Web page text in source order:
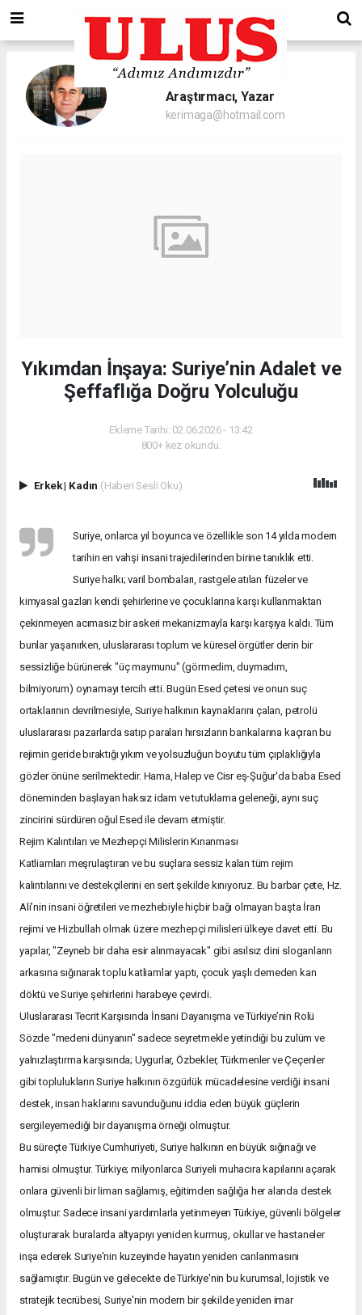
Abdülkerim Ağa/
Araştırmacı, Yazar
kerimaga@hotmail.com
Yıkımdan İnşaya: Suriye’nin Adalet ve
Şeffaflığa Doğru Yolculuğu
Ekleme Tarihi: 02.06.2026 - 13:42
800+ kez okundu.
Erkek| Kadın (Haberi Sesli Oku)
Suriye, onlarca yıl boyunca ve özellikle son 14 yılda modern
tarihin en vahşi insani trajedilerinden birine tanıklık etti.
Suriye halkı; varil bombaları, rastgele atılan füzeler ve
kimyasal gazları kendi şehirlerine ve çocuklarına karşı kullanmaktan
çekinmeyen acımasız bir askeri mekanizmayla karşı karşıya kaldı. Tüm
bunlar yaşanırken, uluslararası toplum ve küresel örgütler derin bir
sessizliğe bürünerek "üç maymunu" (görmedim, duymadım,
bilmiyorum) oynamayı tercih etti. Bugün Esed çetesi ve onun suç
ortaklarının devrilmesiyle, Suriye halkının kaynaklarını çalan, petrolü
uluslararası pazarlarda satıp paraları hırsızların bankalarına kaçıran bu
rejimin geride bıraktığı yıkım ve yolsuzluğun boyutu tüm çıplaklığıyla
gözler önüne serilmektedir. Hama, Halep ve Cisr eş-Şuğur'da baba Esed
döneminden başlayan haksız idam ve tutuklama geleneği, aynı suç
zincirini sürdüren oğul Esed ile devam etmiştir.
Rejim Kalıntıları ve Mezhepçi Milislerin Kınanması
Katliamları meşrulaştıran ve bu suçlara sessiz kalan tüm rejim
kalıntılarını ve destekçilerini en sert şekilde kınıyoruz. Bu barbar çete, Hz.
Ali’nin insani öğretileri ve mezhebiyle hiçbir bağı olmayan başta İran
rejimi ve Hizbullah olmak üzere mezhepçi milisleri ülkeye davet etti. Bu
yapılar, "Zeyneb bir daha esir alınmayacak" gibi asılsız dini sloganların
arkasına sığınarak toplu katliamlar yaptı, çocuk yaşlı demeden kan
döktü ve Suriye şehirlerini harabeye çevirdi.
Uluslararası Tecrit Karşısında İnsani Dayanışma ve Türkiye’nin Rolü
Sözde "medeni dünyanın" sadece seyretmekle yetindiği bu zulüm ve
yalnızlaştırma karşısında; Uygurlar, Özbekler, Türkmenler ve Çeçenler
gibi toplulukların Suriye halkının özgürlük mücadelesine verdiği insani
destek, insan haklarını savunduğunu iddia eden büyük güçlerin
sergileyemediği bir dayanışma örneği olmuştur.
Bu süreçte Türkiye Cumhuriyeti, Suriye halkının en büyük sığınağı ve
hamisi olmuştur. Türkiye; milyonlarca Suriyeli muhacıra kapılarını açarak
onlara güvenli bir liman sağlamış, eğitimden sağlığa her alanda destek
olmuştur. Sadece insani yardımlarla yetinmeyen Türkiye, güvenli bölgeler
oluşturarak buralarda altyapıyı yeniden kurmuş, okullar ve hastaneler
inşa ederek Suriye'nin kuzeyinde hayatın yeniden canlanmasını
sağlamıştır. Bugün ve gelecekte de Türkiye'nin bu kurumsal, lojistik ve
stratejik tecrübesi, Suriye'nin modern bir şekilde yeniden imar